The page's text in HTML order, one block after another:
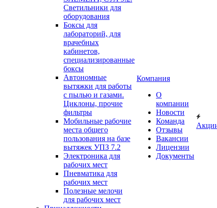
Светильники для
оборудования
Боксы для
лабораторий, для
врачебных
кабинетов,
специализированные
боксы
Автономные
вытяжки для работы
с пылью и газами.
Циклоны, прочие
фильтры
Мобильные рабочие
места общего
пользования на базе
вытяжек УПЗ 7.2
Электроника для
рабочих мест
Пневматика для
рабочих мест
Полезные мелочи
для рабочих мест
Компания
О
компании
Новости
Команда
Отзывы
Вакансии
Лицензии
Документы